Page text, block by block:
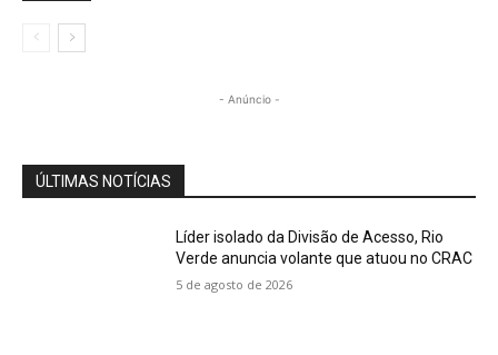
- Anúncio -
ÚLTIMAS NOTÍCIAS
Líder isolado da Divisão de Acesso, Rio
Verde anuncia volante que atuou no CRAC
5 de agosto de 2026